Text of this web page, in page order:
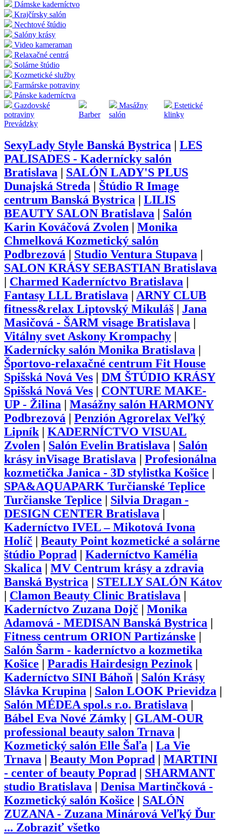
Dámske kaderníctvo
Krajčírsky salón
Nechtové štúdio
Salóny krásy
Video kameraman
Relaxačné centrá
Solárne štúdio
Kozmetické služby
Farmárske potraviny
Pánske kaderníctva
Gazdovské
potraviny
Barber
Masážny
salón
Estetické
klinky
Prevádzky
SexyLady Style Banská Bystrica
LES
PALISADES - Kadernícky salón
Bratislava
SALÓN LADY'S PLUS
Dunajská Streda
Štúdio R Image
centrum Banská Bystrica
LILIS
BEAUTY SALON Bratislava
Salón
Karin Kováčová Zvolen
Monika
Chmelková Kozmetický salón
Podbrezová
Studio Ventura Stupava
SALON KRÁSY SEBASTIAN Bratislava
Charmed Kaderníctvo Bratislava
Fantasy LLL Bratislava
ARNY CLUB
fitness&relax Liptovský Mikuláš
Jana
Masičová - ŠARM visage Bratislava
Vitálny svet Askony Krompachy
Kadernícky salón Monika Bratislava
Športovo-relaxačné centrum Fit House
Spišská Nová Ves
DM ŠTÚDIO KRÁSY
Spišská Nová Ves
CONTURE MAKE-
UP - Žilina
Masážny salón HARMONY
Podbrezová
Penzión Agrorelax Veľký
Lipník| KADERNÍCTVO VISUAL
Zvolen
Salón Evelin Bratislava
Salón
krásy inVisage Bratislava
Profesionálna
kozmetička Janica - 3D stylistka Košice
SPA&AQUAPARK Turčianské Teplice
Turčianske Teplice
Silvia Dragan -
DESIGN CENTER Bratislava
Kaderníctvo IVEL – Mikotová Ivona
Holíč
Beauty Point kozmetické a solárne
štúdio Poprad
Kaderníctvo Kamélia
Skalica
MV Centrum krásy a zdravia
Banská Bystrica
STELLY SALÓN Kátov
Clamon Beauty Clinic Bratislava
Kaderníctvo Zuzana Dojč
Monika
Adamová - MEDISAN Banská Bystrica
Fitness centrum ORION Partizánske
Salón Šarm - kaderníctvo a kozmetika
Košice
Paradis Hairdesign Pezinok|
Kaderníctvo SINI Báhoň
Salón Krásy
Slávka Krupina
Salon LOOK Prievidza
Salón MÉDEA spol.s r.o. Bratislava
Bábel Eva Nové Zámky
GLAM-OUR
professional beauty salon Trnava
Kozmetický salón Elle Šaľa
La Vie
Trnava
Beauty Mon Poprad
MARTINI
- center of beauty Poprad
SHARMANT
studio Bratislava
Denisa Martinčková -
Kozmetický salón Košice
SALÓN
ZUZANA - Zuzana Minárová Veľký Ďur
... Zobraziť všetko